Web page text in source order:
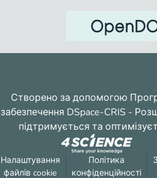
Створено за допомогою
забезпечення DSpace-CRIS -
підтримується та
Налаштування
файлів cookie
Політика
конфіденційності